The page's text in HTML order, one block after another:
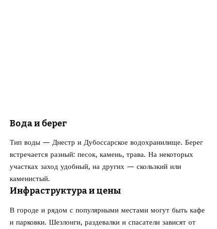
Вода и берег
Тип воды — Днестр и Дубоссарское водохранилище. Берег
встречается разный: песок, камень, трава. На некоторых
участках заход удобный, на других — скользкий или
каменистый.
Инфраструктура и цены
В городе и рядом с популярными местами могут быть кафе
и парковки. Шезлонги, раздевалки и спасатели зависят от